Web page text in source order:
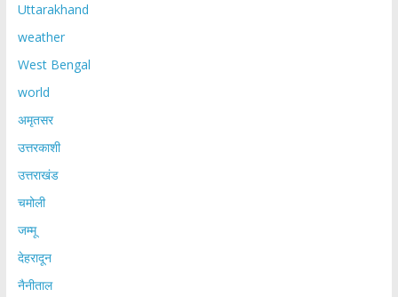
Uttarakhand
weather
West Bengal
world
अमृतसर
उत्तरकाशी
उत्तराखंड
चमोली
जम्मू
देहरादून
नैनीताल